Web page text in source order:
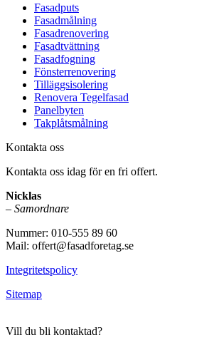
Fasadputs
Fasadmålning
Fasadrenovering
Fasadtvättning
Fasadfogning
Fönsterrenovering
Tilläggsisolering
Renovera Tegelfasad
Panelbyten
Takplåtsmålning
Kontakta oss
Kontakta oss idag för en fri offert.
Nicklas
– Samordnare
Nummer: 010-555 89 60
Mail: offert@fasadforetag.se
Integritetspolicy
Sitemap
Vill du bli kontaktad?